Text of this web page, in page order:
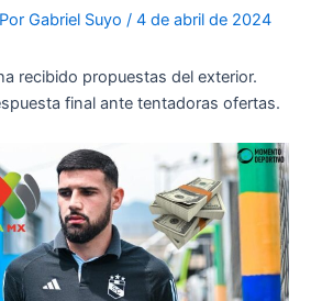
Gabriel Suyo / 4 de abril de 2024
recibido propuestas del exterior.
final ante tentadoras ofertas.